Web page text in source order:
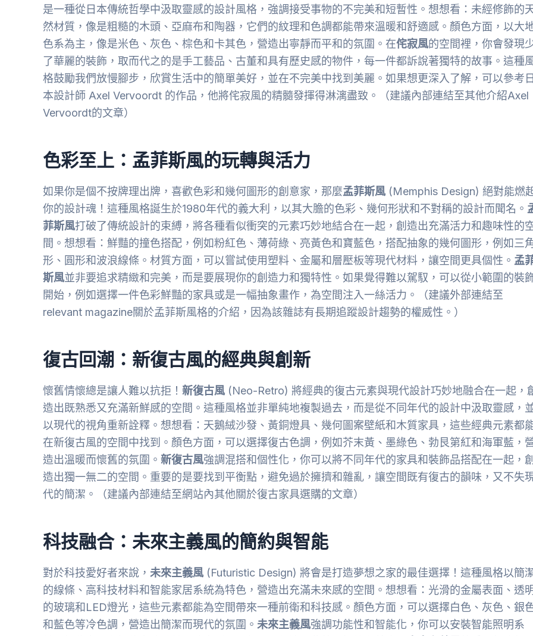
是一種從日本傳統哲學中汲取靈感的設計風格，強調接受事物的不完美和短暫性。想想看：未經修飾的
然材質，像是粗糙的木頭、亞麻布和陶器，它們的紋理和色調都能帶來溫暖和舒適感。顏色方面，以大
色系為主，像是米色、灰色、棕色和卡其色，營造出寧靜而平和的氛圍。在侘寂風的空間裡，你會發現
了華麗的裝飾，取而代之的是手工藝品、古董和具有歷史感的物件，每一件都訴說著獨特的故事。這種
格鼓勵我們放慢腳步，欣賞生活中的簡單美好，並在不完美中找到美麗。如果想更深入了解，可以參考日
本設計師 Axel Vervoordt 的作品，他將侘寂風的精髓發揮得淋漓盡致。（建議內部連結至其他介紹Axel
Vervoordt的文章）
色彩至上：孟菲斯風的玩轉與活力
如果你是個不按牌理出牌，喜歡色彩和幾何圖形的創意家，那麼孟菲斯風 (Memphis Design) 絕對能燃
你的設計魂！這種風格誕生於1980年代的義大利，以其大膽的色彩、幾何形狀和不對稱的設計而聞名。
菲斯風打破了傳統設計的束縛，將各種看似衝突的元素巧妙地結合在一起，創造出充滿活力和趣味性的
間。想想看：鮮豔的撞色搭配，例如粉紅色、薄荷綠、亮黃色和寶藍色，搭配抽象的幾何圖形，例如三
形、圓形和波浪線條。材質方面，可以嘗試使用塑料、金屬和層壓板等現代材料，讓空間更具個性。 孟
斯風並非要追求精緻和完美，而是要展現你的創造力和獨特性。如果覺得難以駕馭，可以從小範圍的裝
開始，例如選擇一件色彩鮮豔的家具或是一幅抽象畫作，為空間注入一絲活力。（建議外部連結至
relevant magazine關於孟菲斯風格的介紹，因為該雜誌有長期追蹤設計趨勢的權威性。）
復古回潮：新復古風的經典與創新
懷舊情懷總是讓人難以抗拒！ 新復古風 (Neo-Retro) 將經典的復古元素與現代設計巧妙地融合在一起，
造出既熟悉又充滿新鮮感的空間。這種風格並非單純地複製過去，而是從不同年代的設計中汲取靈感，
以現代的視角重新詮釋。想想看：天鵝絨沙發、黃銅燈具、幾何圖案壁紙和木質家具，這些經典元素都
在新復古風的空間中找到。顏色方面，可以選擇復古色調，例如芥末黃、墨綠色、勃艮第紅和海軍藍，
造出溫暖而懷舊的氛圍。 新復古風強調混搭和個性化，你可以將不同年代的家具和裝飾品搭配在一起，創
造出獨一無二的空間。重要的是要找到平衡點，避免過於擁擠和雜亂，讓空間既有復古的韻味，又不失
代的簡潔。（建議內部連結至網站內其他關於復古家具選購的文章）
科技融合：未來主義風的簡約與智能
對於科技愛好者來說， 未來主義風 (Futuristic Design) 將會是打造夢想之家的最佳選擇！這種風格以簡
的線條、高科技材料和智能家居系統為特色，營造出充滿未來感的空間。想想看：光滑的金屬表面、透
的玻璃和LED燈光，這些元素都能為空間帶來一種前衛和科技感。顏色方面，可以選擇白色、灰色、銀
和藍色等冷色調，營造出簡潔而現代的氛圍。 未來主義風強調功能性和智能化，你可以安裝智能照明系